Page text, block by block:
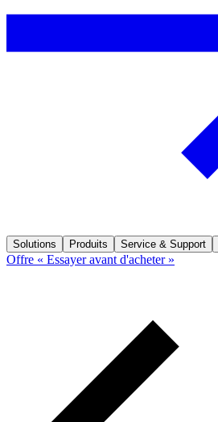
Solutions Produits Service & Support
Offre « Essayer avant d'acheter »